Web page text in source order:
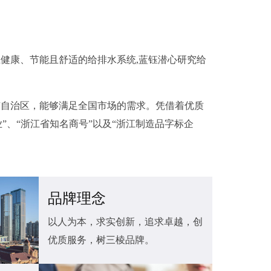
康、节能且舒适的给排水系统,蓝钰潜心研究给
治区，能够满足全国市场的需求。凭借着优质
“浙江省知名商号”以及“浙江制造品字标企
品牌理念
以人为本，求实创新，追求卓越，创
优质服务，树三棱品牌。